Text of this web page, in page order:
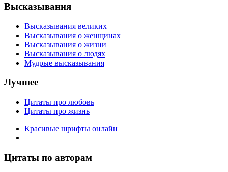
Высказывания
Высказывания великих
Высказывания о женщинах
Высказывания о жизни
Высказывания о людях
Мудрые высказывания
Лучшее
Цитаты про любовь
Цитаты про жизнь
Красивые шрифты онлайн
Цитаты по авторам